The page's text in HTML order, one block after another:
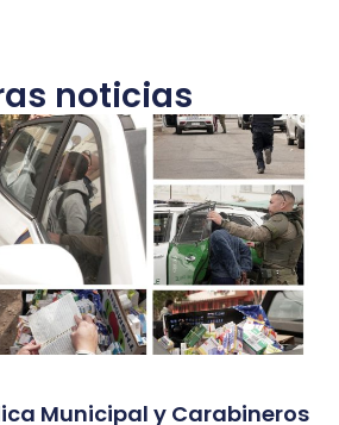
noticias
Municipal y Carabineros